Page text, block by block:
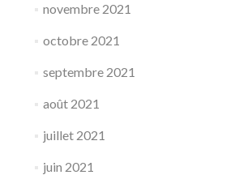
novembre 2021
octobre 2021
septembre 2021
août 2021
juillet 2021
juin 2021